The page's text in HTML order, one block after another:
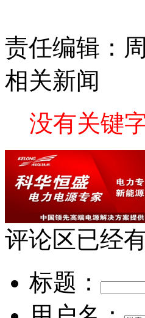
责任编辑：
相关新闻
没有关键
评论区已经
标题：